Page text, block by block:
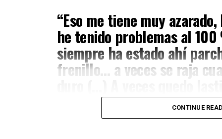
ese cuento, a ese cuento le
tuviera, Aida tiene. ¿Qué
meterse con semejante
sufre tras tener 1nt1mid5d con Luisa Castro
Finalmente, las palabras de
“Eso me tiene muy
he tenido problemas al
siempre ha estado ahí
frenillo… a veces se raja
no me gusta. Es muy
porque, obviamente… no
CONTINUE